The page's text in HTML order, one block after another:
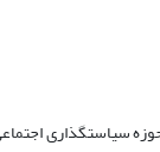
سیاستگذاری